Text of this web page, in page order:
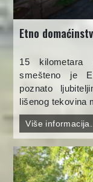
Etno
15 kilometara
smešteno je
poznato
lišenog tekovina
Više informacija...